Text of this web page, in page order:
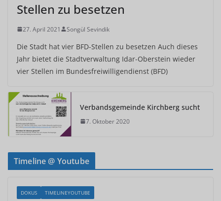
Stellen zu besetzen
27. April 2021 Songül Sevindik
Die Stadt hat vier BFD-Stellen zu besetzen Auch dieses
Jahr bietet die Stadtverwaltung Idar-Oberstein wieder
vier Stellen im Bundesfreiwilligendienst (BFD)
Verbandsgemeinde Kirchberg sucht
7. Oktober 2020
Timeline @ Youtube
DOKUS TIMELINEYOUTUBE